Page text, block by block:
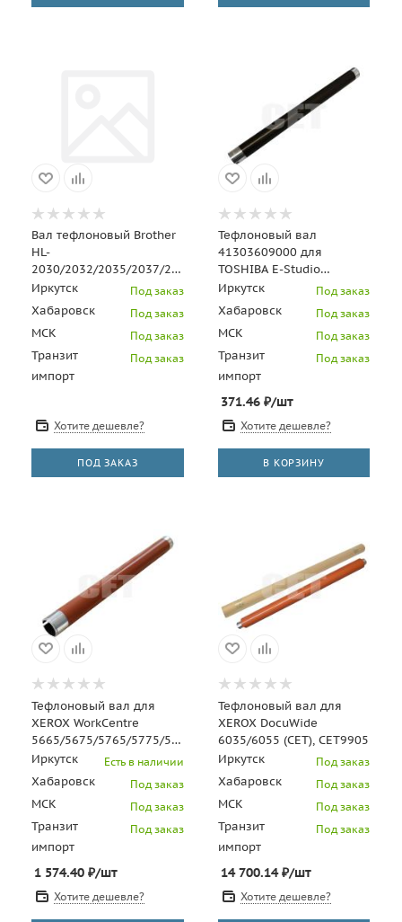
Вал тефлоновый Brother
HL-
2030/2032/2035/2037/2040/2045/2070/2075/
MFC-
7220/7225/7420/7820/DCP7010/7
Иркутск Под заказ
Хабаровск Под заказ
МСК Под заказ
Транзит
импорт
Под заказ
Хотите дешевле?
ПОД ЗАКАЗ
Тефлоновый вал
41303609000 для
TOSHIBA E-Studio
168/208/258,
DP1600/2000/2500 (CET),
CET3118
Иркутск Под заказ
Хабаровск Под заказ
МСК Под заказ
Транзит
импорт
Под заказ
371.46₽/шт
Хотите дешевле?
В КОРЗИНУ
Тефлоновый вал для
XEROX WorkCentre
5665/5675/5765/5775/5865/5875
(CET), CET7969
Иркутск Есть в наличии
Хабаровск Под заказ
МСК Под заказ
Транзит
импорт
Под заказ
1 574.40 ₽/шт
Хотите дешевле?
Тефлоновый вал для
XEROX DocuWide
6035/6055 (CET), CET9905
Иркутск
Под заказ
Хабаровск Под заказ
МСК Под заказ
Транзит
импорт
Под заказ
14 700.14₽/шт
Хотите дешевле?